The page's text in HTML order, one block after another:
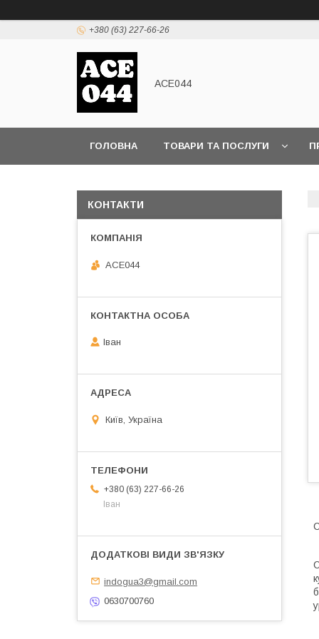
+380 (63) 227-66-26
ACE044
ГОЛОВНА ТОВАРИ ТА ПОСЛУГИ
КОНТАКТИ
ACE044
Іван
Київ, Україна
+380 (63) 227-66-26
Іван
indogua3@gmail.com
0630700760